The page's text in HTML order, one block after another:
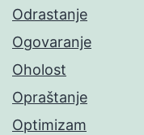
Odrastanje
Ogovaranje
Oholost
Opraštanje
Optimizam